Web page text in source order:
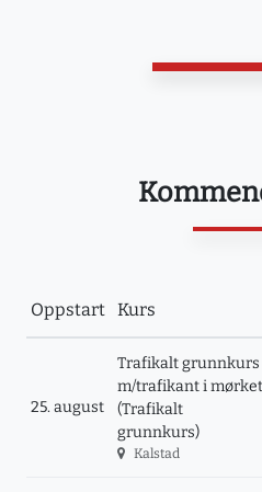
Oppstart Kurs
25. august
Trafikalt grunnkurs
m/trafikant i mørket
(Trafikalt
grunnkurs)
Kalstad